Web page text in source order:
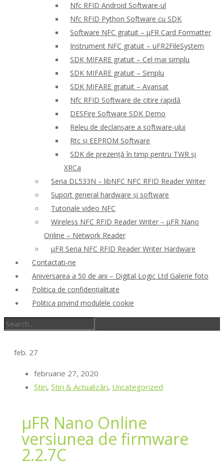
Nfc RFID Android Software-ul
Nfc RFID Python Software cu SDK
Software NFC gratuit – μFR Card Formatter
Instrument NFC gratuit – uFR2FileSystem
SDK MIFARE gratuit – Cel mai simplu
SDK MIFARE gratuit – Simplu
SDK MIFARE gratuit – Avansat
Nfc RFID Software de citire rapidă
DESFire Software SDK Demo
Releu de declanșare a software-ului
Rtc și EEPROM Software
SDK de prezență în timp pentru TWR și
XRCa
Seria DL533N – libNFC NFC RFID Reader Writer
Suport general hardware și software
Tutoriale video NFC
Wireless NFC RFID Reader Writer – μFR Nano
Online – Network Reader
μFR Seria NFC RFID Reader Writer Hardware
Contactati-ne
Aniversarea a 50 de ani – Digital Logic Ltd Galerie foto
Politica de confidenţialitate
Politica privind modulele cookie
feb. 27
februarie 27, 2020
Ştiri, Știri & Actualizări, Uncategorized
μFR Nano Online
versiunea de firmware
2.2.7C